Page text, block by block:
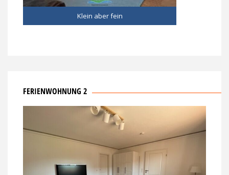
Klein aber fein
FERIENWOHNUNG 2